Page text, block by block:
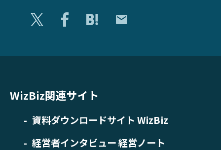
WizBiz関連サイト
資料ダウンロードサイト WizBiz
経営者インタビュー 経営ノート